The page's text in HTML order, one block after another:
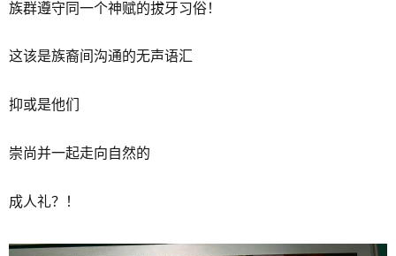
族群遵守同一个神赋的拔牙习俗！
这该是族裔间沟通的无声语汇
抑或是他们
崇尚并一起走向自然的
成人礼？！